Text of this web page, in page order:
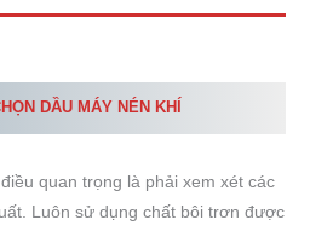
DẦU MÁY NÉN KHÍ
quan trọng là phải xem xét các
Luôn sử dụng chất bôi trơn được